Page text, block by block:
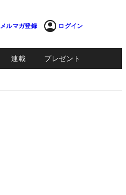
メルマガ登録 ログイン
連載 プレゼント